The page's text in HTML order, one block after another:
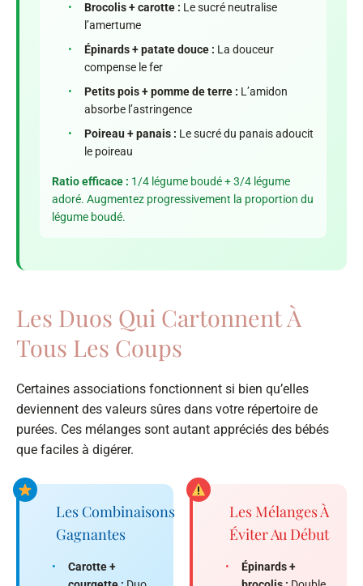
• Brocolis + carotte : Le sucré neutralise
l’amertume
•
Épinards + patate douce : La douceur
compense le fer
•
Petits pois + pomme de terre : L’amidon
absorbe l’astringence
•
Poireau + panais : Le sucré du panais adoucit
le poireau
Ratio efficace : 1/4 légume boudé + 3/4 légume
adoré. Augmentez progressivement la proportion du
légume boudé.
Les Duos Qui Cartonnent À
Tous Les Coups
Certaines associations fonctionnent si bien qu’elles
deviennent des valeurs sûres dans votre répertoire de
purées. Ces mélanges sont autant appréciés des bébés
que faciles à digérer.
Les Combinaisons
Gagnantes
•
Carotte +
Les Mélanges À
Éviter Au Début
•
Épinards +